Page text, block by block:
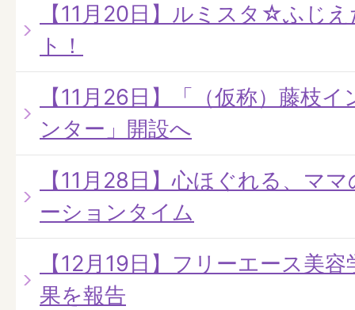
【11月20日】ルミスタ☆ふじ
ト！
【11月26日】「（仮称）藤枝
ンター」開設へ
【11月28日】心ほぐれる、マ
ーションタイム
【12月19日】フリーエース美
果を報告